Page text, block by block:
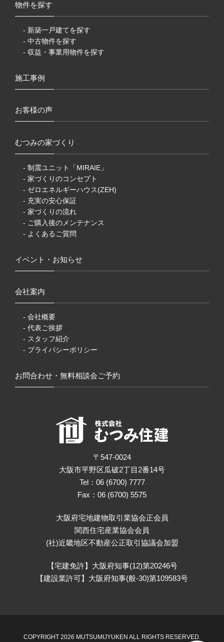
物件を探す
- 新築一戸建てを探す
- 中古物件を探す
- 収益・事業用物件を探す
施工事例
お客様の声
むつみの家づくり
- 制震ユニット「MIRAIE」
- 家づくりのコンセプト
- ゼロエネルギーハウス(ZEH)
- 充実の安心保証
- 家づくりの流れ
- ご購入後のメンテナンス
- よくあるご質問
イベント・お知らせ
会社案内
- 会社概要
- 代表ご挨拶
- スタッフ紹介
- プライバシーポリシー
お問合わせ・無料相談会ご予約
〒547-0024
大阪市平野区瓜破2丁目2番14号
Tel：06 (6700) 7777
Fax：06 (6700) 5575
大阪府宅地建物取引業協会正会員
関西住宅産業協会会員
(社)近畿地区不動産公正取引協議会加盟
【宅建免許】大阪府知事(12)第20246号
【建設業許可】大阪府知事(般-30)第109583号
COPYRIGHT 2026 MUTSUMIJYUKEN ALL RIGHTS RESERVED.